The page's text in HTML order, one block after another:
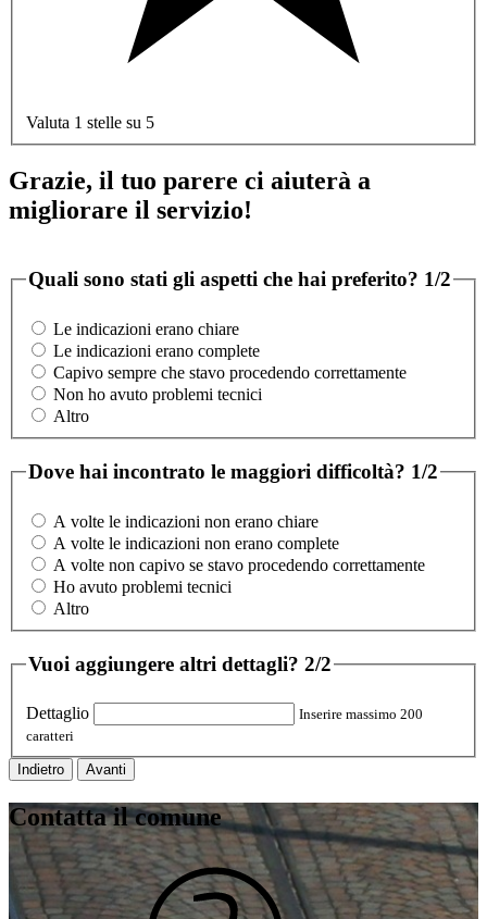
Valuta 1 stelle su 5
Grazie, il tuo parere ci aiuterà a
migliorare il servizio!
Quali sono stati gli aspetti che hai preferito? 1/2
Le indicazioni erano chiare
Le indicazioni erano complete
Capivo sempre che stavo procedendo correttamente
Non ho avuto problemi tecnici
Altro
Dove hai incontrato le maggiori difficoltà? 1/2
A volte le indicazioni non erano chiare
A volte le indicazioni non erano complete
A volte non capivo se stavo procedendo correttamente
Ho avuto problemi tecnici
Altro
Vuoi aggiungere altri dettagli? 2/2
Dettaglio
Inserire massimo 200
caratteri
Indietro Avanti
Contatta il comune